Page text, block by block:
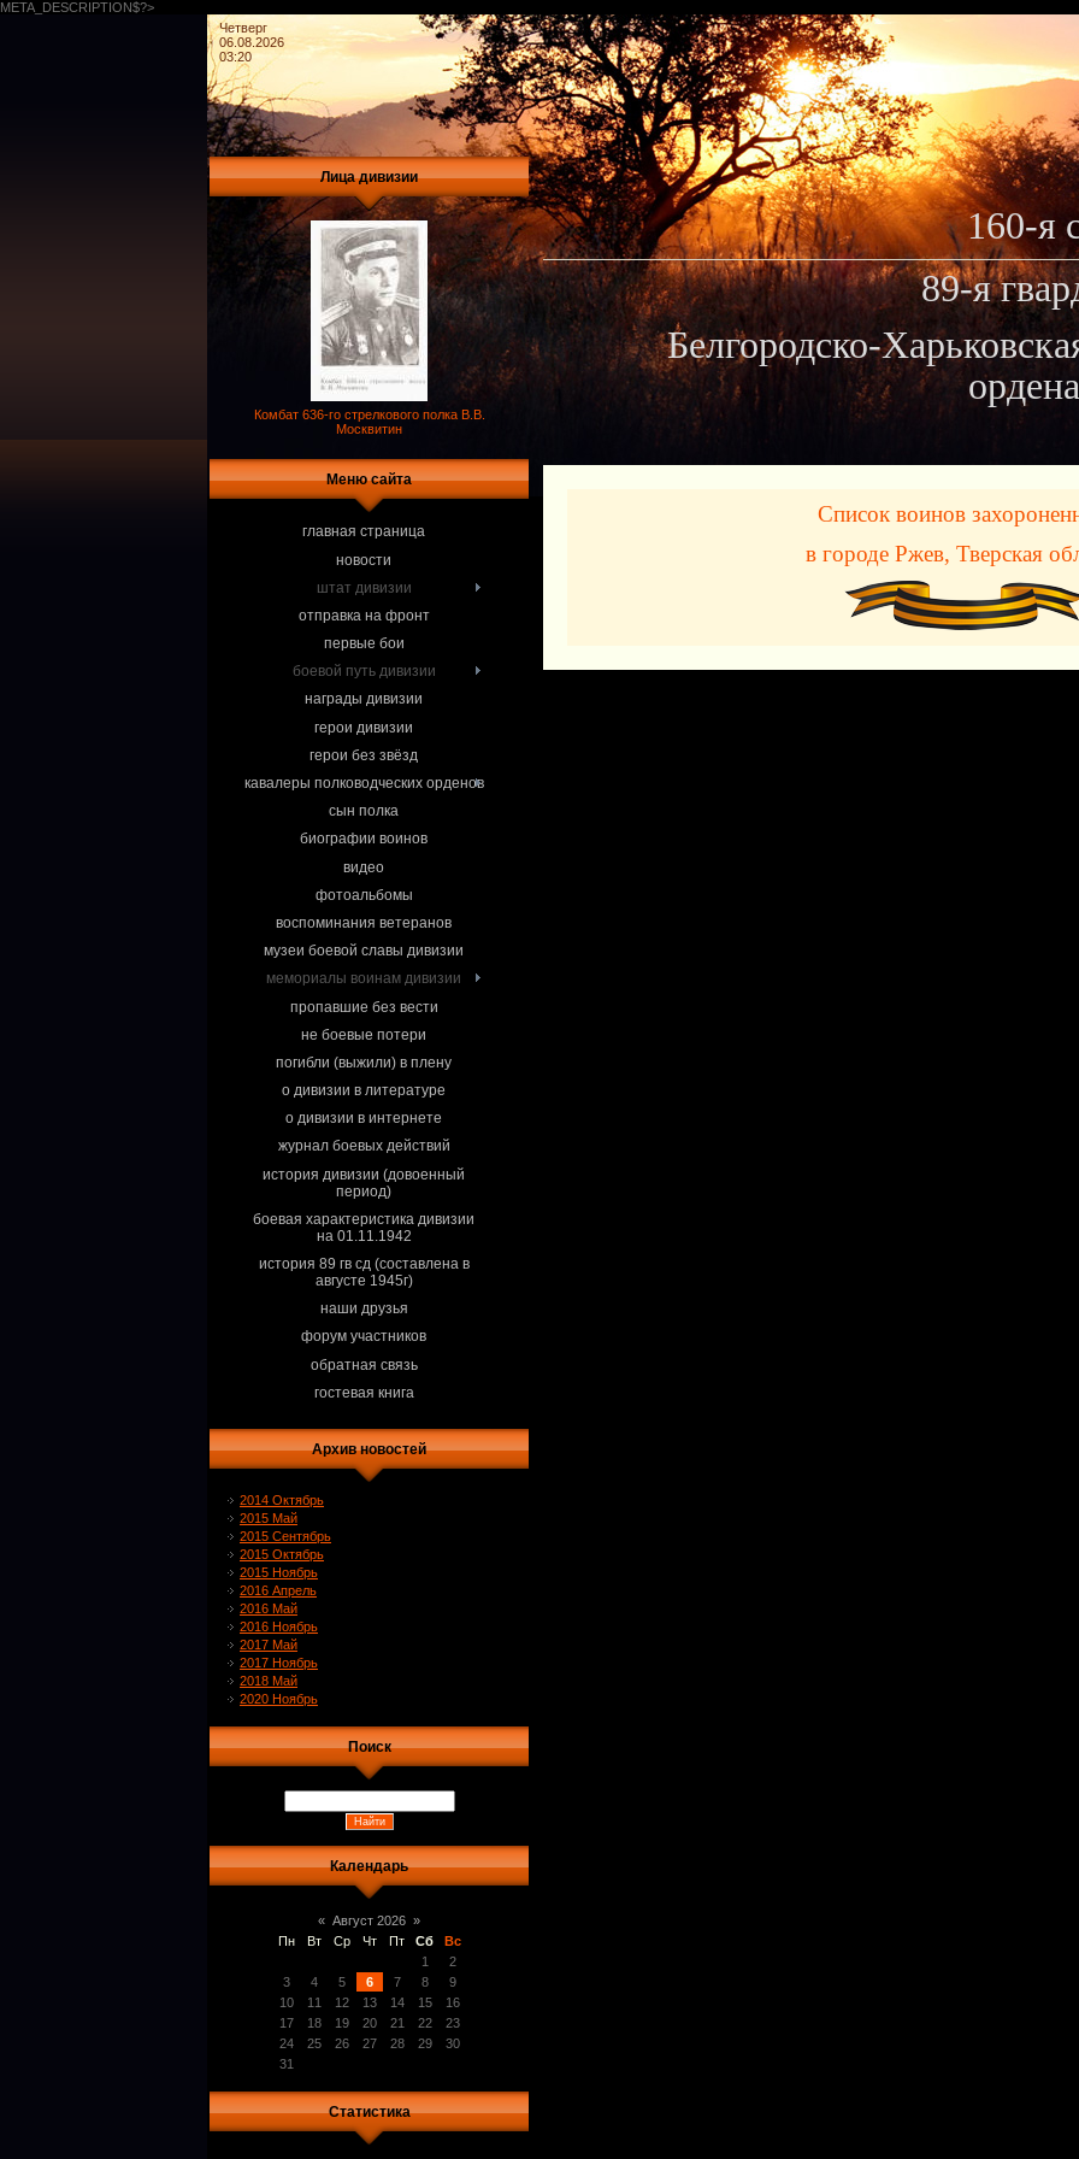
META_DESCRIPTION$?>
Четверг
06.08.2026
03:20
Лица дивизии
Комбат 636-го стрелкового полка В.В.
Москвитин
Меню сайта
главная страница
новости
штат дивизии
отправка на фронт
первые бои
боевой путь дивизии
награды дивизии
герои дивизии
герои без звёзд
кавалеры полководческих орденов
сын полка
биографии воинов
видео
фотоальбомы
воспоминания ветеранов
музеи боевой славы дивизии
мемориалы воинам дивизии
пропавшие без вести
не боевые потери
погибли (выжили) в плену
о дивизии в литературе
о дивизии в интернете
журнал боевых действий
история дивизии (довоенный
период)
боевая характеристика дивизии
на 01.11.1942
история 89 гв сд (составлена в
августе 1945г)
наши друзья
форум участников
обратная связь
гостевая книга
Архив новостей
2014 Октябрь
2015 Май
2015 Сентябрь
2015 Октябрь
2015 Ноябрь
2016 Апрель
2016 Май
2016 Ноябрь
2017 Май
2017 Ноябрь
2018 Май
2020 Ноябрь
Поиск
Календарь
« Август 2026 »
Пн
Вт Ср Чт Пт Сб
Вс
1
2
3
4 5 6 7 8
9
10
11 12 13 14 15
16
17
18 19 20 21 22
23
24
25 26 27 28 29
30
31
Статистика
160-я
89-я
Белгородско-
Список воинов
в городе Ржев, Тверская